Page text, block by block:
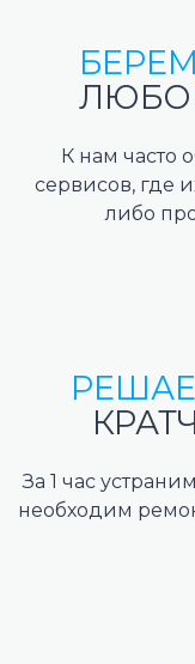
К нам часто
сервисов, где
либо
За 1 час
необходим